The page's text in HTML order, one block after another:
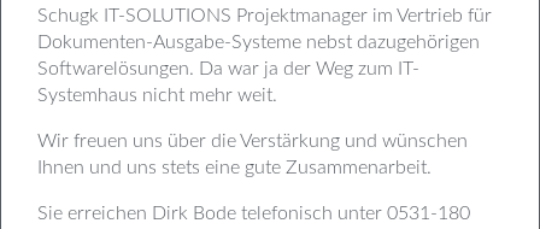
Schugk IT-SOLUTIONS Projektmanager im Vertrieb für
Dokumenten-Ausgabe-Systeme nebst dazugehörigen
Softwarelösungen. Da war ja der Weg zum IT-
Systemhaus nicht mehr weit.
Wir freuen uns über die Verstärkung und wünschen
Ihnen und uns stets eine gute Zusammenarbeit.
Sie erreichen Dirk Bode telefonisch unter 0531-180